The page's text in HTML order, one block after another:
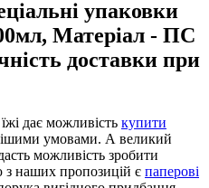
упаковки
Матеріал - ПС
доставки при
дає можливість купити
умовами. А великий
можливість зробити
з наших пропозицій є паперові